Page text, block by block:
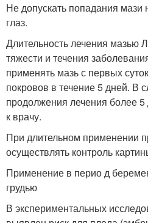
Не допускать попадания мази
глаз.
Длительность лечения мазью
тяжести и течения
применять мазь с первых
покровов в течение 5 дней. В
продолжения лечения более 5
к врачу.
При длительном применении
осуществлять контроль
Применение в перио д
грудью
В экспериментальных